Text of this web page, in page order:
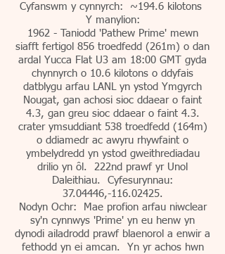
Cyfanswm y cynnyrch: ~194.6 kilotons
Y manylion:
1962 - Taniodd 'Pathew Prime' mewn
siafft fertigol 856 troedfedd (261m) o dan
ardal Yucca Flat U3 am 18:00 GMT gyda
chynnyrch o 10.6 kilotons o ddyfais
datblygu arfau LANL yn ystod Ymgyrch
Nougat, gan achosi sioc ddaear o faint
4.3, gan greu sioc ddaear o faint 4.3.
crater ymsuddiant 538 troedfedd (164m)
o ddiamedr ac awyru rhywfaint o
ymbelydredd yn ystod gweithrediadau
drilio yn ôl. 222nd prawf yr Unol
Daleithiau. Cyfesurynnau:
37.04446,-116.02425.
Nodyn Ochr: Mae profion arfau niwclear
sy'n cynnwys 'Prime' yn eu henw yn
dynodi ailadrodd prawf blaenorol a enwir a
fethodd yn ei amcan. Yn yr achos hwn